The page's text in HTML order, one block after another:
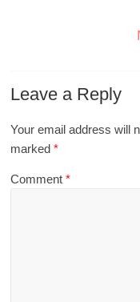
Leave a Reply
Your email address will
marked*
Comment*